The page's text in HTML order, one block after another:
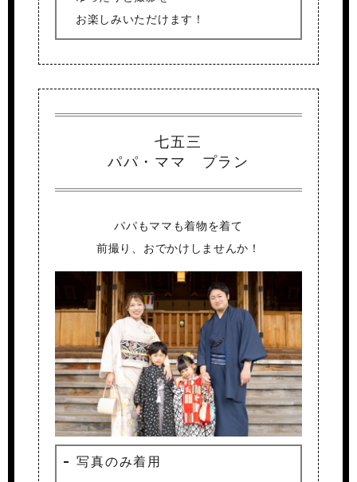
お楽しみいただけます！
七五三
パパ・ママ プラン
パパもママも着物を着て
前撮り、おでかけしませんか！
写真のみ着用